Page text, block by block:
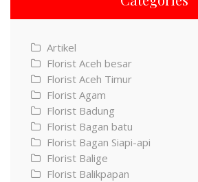
Artikel
Florist Aceh besar
Florist Aceh Timur
Florist Agam
Florist Badung
Florist Bagan batu
Florist Bagan Siapi-api
Florist Balige
Florist Balikpapan